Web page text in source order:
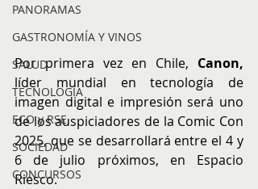
PANORAMAS
GASTRONOMÍA Y VINOS
SALUD
TECNOLOGÍA
ECO y RSE
SOCIEDAD
CONCURSOS
Por primera vez en Chile, Canon,
líder mundial en tecnología de
imagen digital e impresión será uno
de los auspiciadores de la Comic Con
2025, que se desarrollará entre el 4 y
6 de julio próximos, en Espacio
Riesco.